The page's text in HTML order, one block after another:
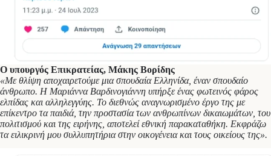
Ο υπουργός Επικρατείας, Μάκης Βορίδης
«Με θλίψη αποχαιρετούμε μια σπουδαία Ελληνίδα, έναν σπουδαίο
άνθρωπο. Η Μαριάννα Βαρδινογιάννη υπήρξε ένας φωτεινός φάρος
ελπίδας και αλληλεγγύης. Το διεθνώς αναγνωρισμένο έργο της με
επίκεντρο τα παιδιά, την προστασία των ανθρωπίνων δικαιωμάτων, του
πολιτισμού και της ειρήνης, αποτελεί εθνική παρακαταθήκη. Εκφράζω
τα ειλικρινή μου συλλυπητήρια στην οικογένεια και τους οικείους της».